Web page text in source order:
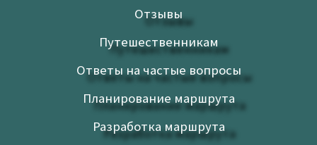
Отзывы
Путешественникам
Ответы на частые вопросы
Планирование маршрута
Разработка маршрута